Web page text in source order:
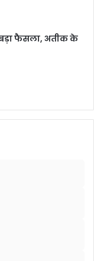
बड़ा फैसला, अतीक के